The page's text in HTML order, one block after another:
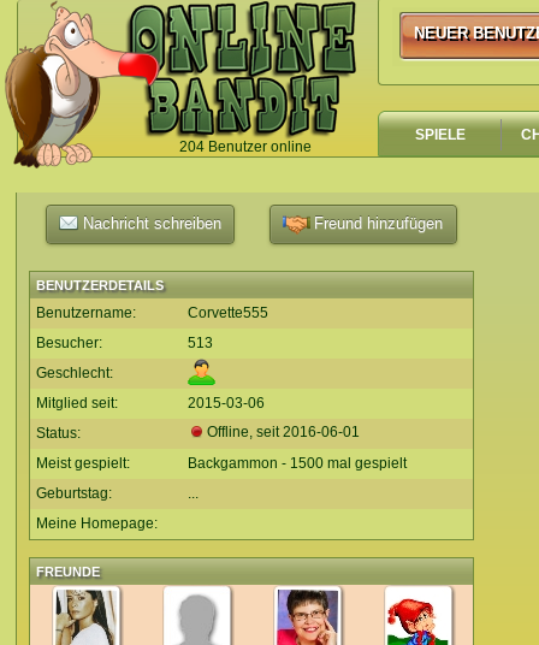
204 Benutzer online
`
NEUER
NEUER
SPIELE
Nachricht schreiben Freund hinzufügen
BENUTZERDETAILS
Benutzername:
Corvette555
Besucher:
513
Geschlecht:
Mitglied seit:
2015-03-06
Status:
Offline, seit2016-06-01
Meist gespielt:
Backgammon - 1500 mal gespielt
Geburtstag:
...
Meine Homepage:
FREUNDE